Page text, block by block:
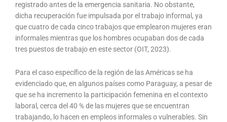
registrado antes de la emergencia sanitaria. No obstante,
dicha recuperación fue impulsada por el trabajo informal, ya
que cuatro de cada cinco trabajos que emplearon mujeres eran
informales mientras que los hombres ocupaban dos de cada
tres puestos de trabajo en este sector (OIT, 2023).
Para el caso específico de la región de las Américas se ha
evidenciado que, en algunos países como Paraguay, a pesar de
que se ha incremento la participación femenina en el contexto
laboral, cerca del 40 % de las mujeres que se encuentran
trabajando, lo hacen en empleos informales o vulnerables. Sin